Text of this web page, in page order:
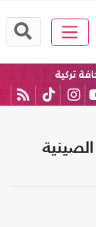
تركية